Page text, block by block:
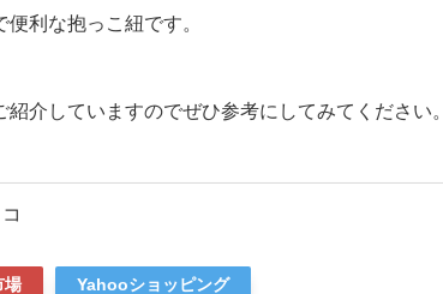
利な抱っこ紐です。
介していますのでぜひ参考にしてみてください。
場 Yahooショッピング